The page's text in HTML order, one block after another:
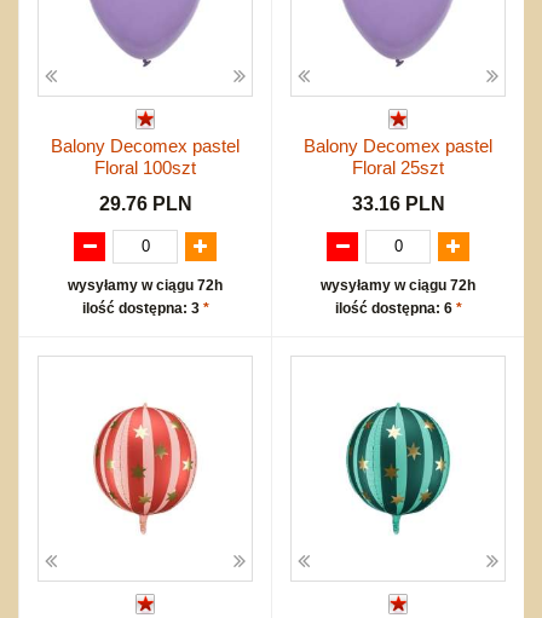
Balony Decomex pastel
Floral 100szt
29.76 PLN
wysyłamy w ciągu 72h
ilość dostępna: 3 *
Balony Decomex pastel
Floral 25szt
33.16 PLN
wysyłamy w ciągu 72h
ilość dostępna: 6 *